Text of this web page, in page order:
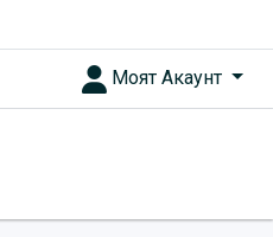
Моят Акаунт